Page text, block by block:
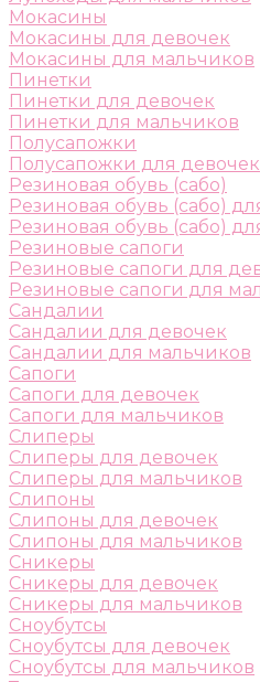
Мокасины
Мокасины для девочек
Мокасины для мальчиков
Пинетки
Пинетки для девочек
Пинетки для мальчиков
Полусапожки
Полусапожки для девочек
Резиновая обувь (сабо)
Резиновая обувь (сабо)
Резиновая обувь (сабо)
Резиновые сапоги
Резиновые сапоги для
Резиновые сапоги для
Сандалии
Сандалии для девочек
Сандалии для мальчиков
Сапоги
Сапоги для девочек
Сапоги для мальчиков
Слиперы
Слиперы для девочек
Слиперы для мальчиков
Слипоны
Слипоны для девочек
Слипоны для мальчиков
Сникеры
Сникеры для девочек
Сникеры для мальчиков
Сноубутсы
Сноубутсы для девочек
Сноубутсы для мальчиков